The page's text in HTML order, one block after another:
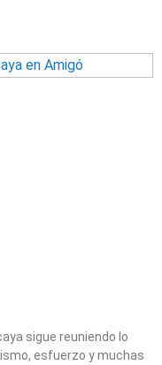
sigue reuniendo lo
esfuerzo y muchas